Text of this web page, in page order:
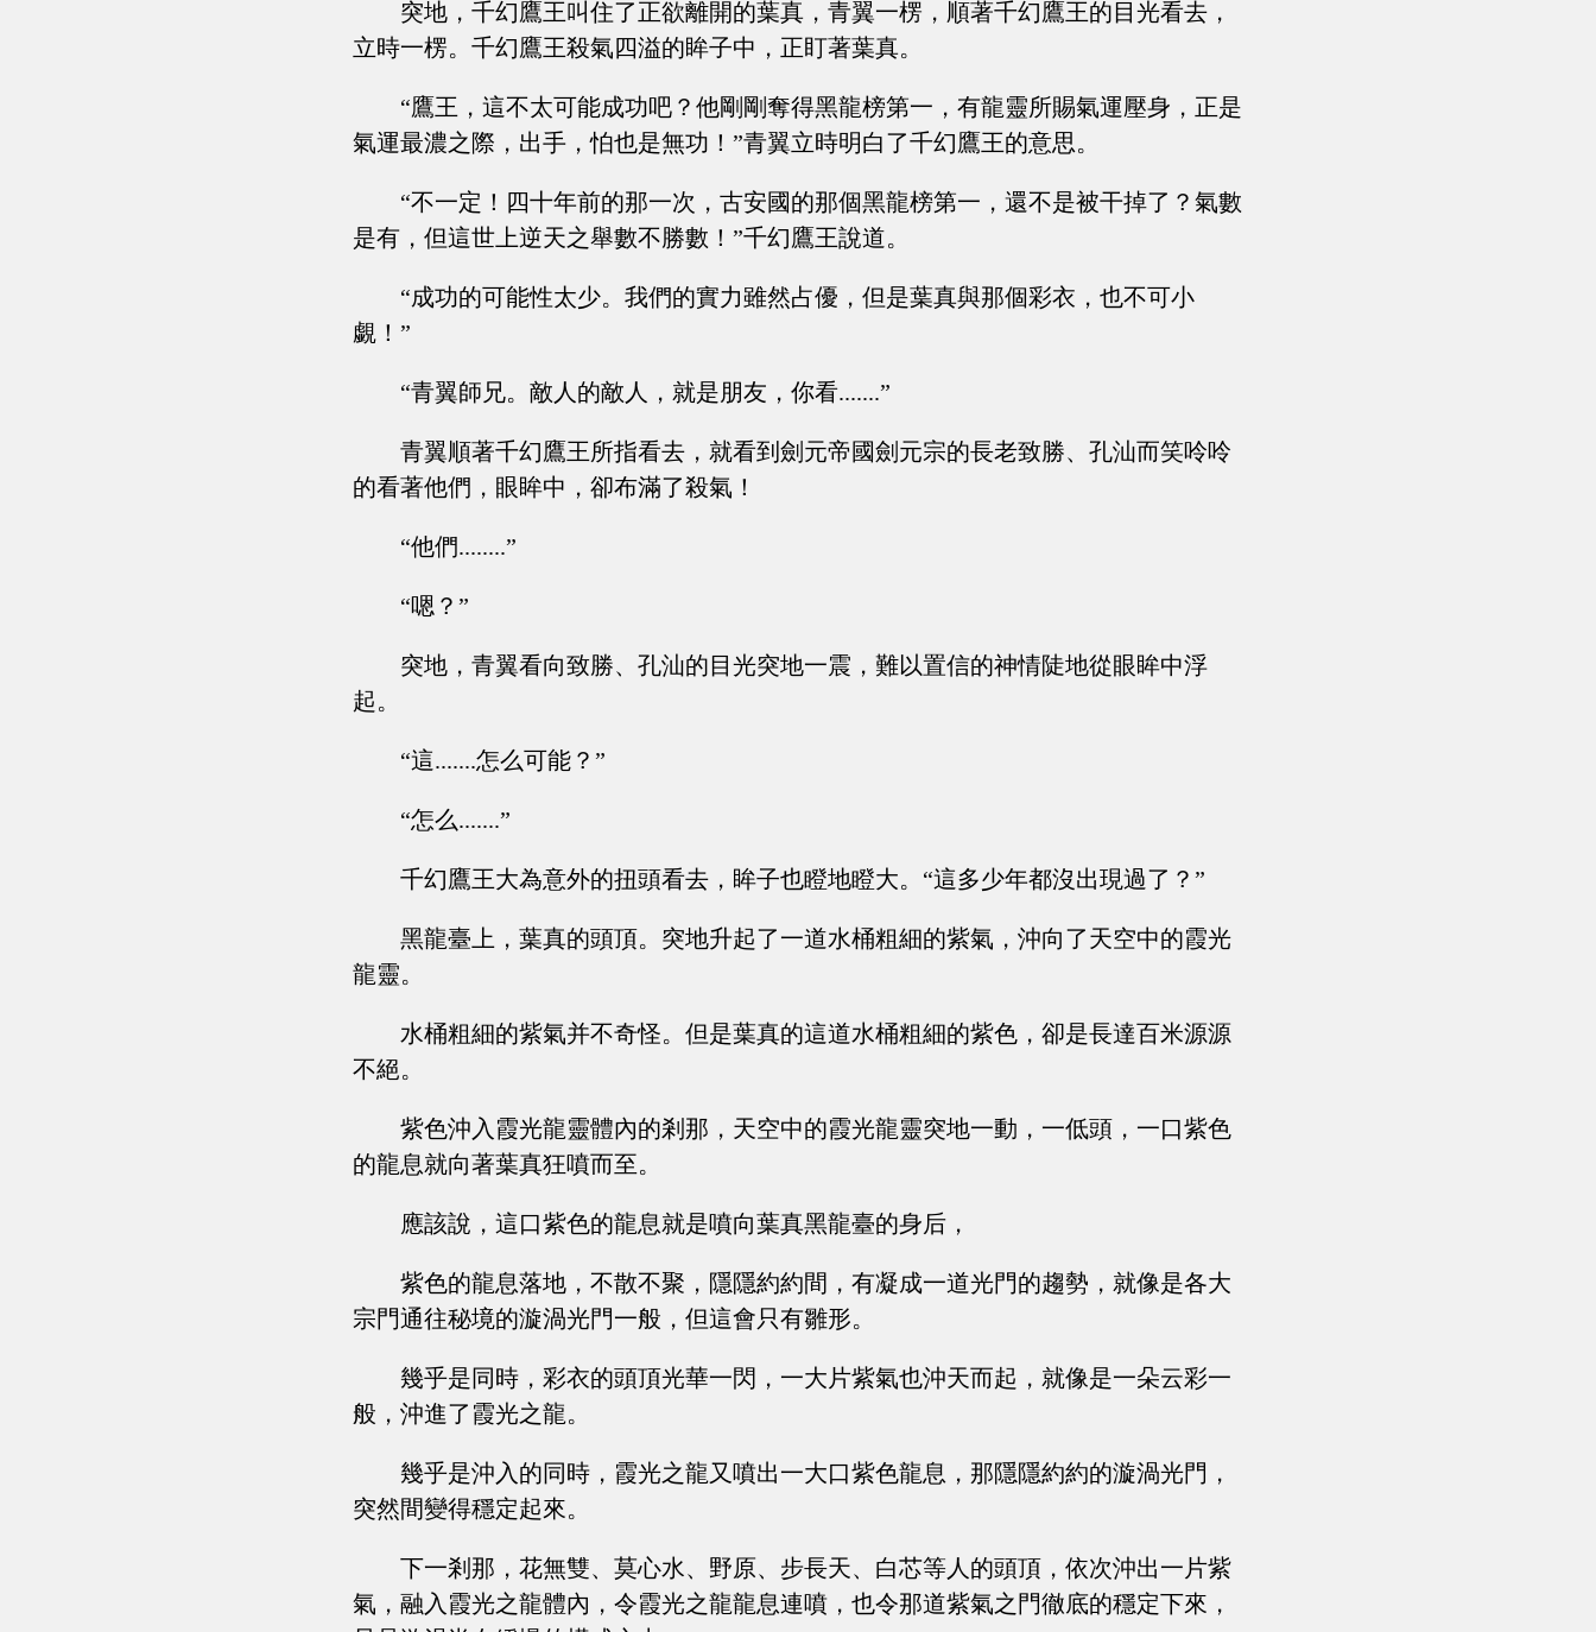
突地，千幻鷹王叫住了正欲離開的葉真，青翼一楞，順著千幻鷹王的目光看去，
立時一楞。千幻鷹王殺氣四溢的眸子中，正盯著葉真。
“鷹王，這不太可能成功吧？他剛剛奪得黑龍榜第一，有龍靈所賜氣運壓身，正是
氣運最濃之際，出手，怕也是無功！”青翼立時明白了千幻鷹王的意思。
“不一定！四十年前的那一次，古安國的那個黑龍榜第一，還不是被干掉了？氣數
是有，但這世上逆天之舉數不勝數！”千幻鷹王說道。
“成功的可能性太少。我們的實力雖然占優，但是葉真與那個彩衣，也不可小
覷！”
“青翼師兄。敵人的敵人，就是朋友，你看.......”
青翼順著千幻鷹王所指看去，就看到劍元帝國劍元宗的長老致勝、孔汕而笑呤呤
的看著他們，眼眸中，卻布滿了殺氣！
“他們........”
“嗯？”
突地，青翼看向致勝、孔汕的目光突地一震，難以置信的神情陡地從眼眸中浮
起。
“這.......怎么可能？”
“怎么.......”
千幻鷹王大為意外的扭頭看去，眸子也瞪地瞪大。“這多少年都沒出現過了？”
黑龍臺上，葉真的頭頂。突地升起了一道水桶粗細的紫氣，沖向了天空中的霞光
龍靈。
水桶粗細的紫氣并不奇怪。但是葉真的這道水桶粗細的紫色，卻是長達百米源源
不絕。
紫色沖入霞光龍靈體內的剎那，天空中的霞光龍靈突地一動，一低頭，一口紫色
的龍息就向著葉真狂噴而至。
應該說，這口紫色的龍息就是噴向葉真黑龍臺的身后，
紫色的龍息落地，不散不聚，隱隱約約間，有凝成一道光門的趨勢，就像是各大
宗門通往秘境的漩渦光門一般，但這會只有雛形。
幾乎是同時，彩衣的頭頂光華一閃，一大片紫氣也沖天而起，就像是一朵云彩一
般，沖進了霞光之龍。
幾乎是沖入的同時，霞光之龍又噴出一大口紫色龍息，那隱隱約約的漩渦光門，
突然間變得穩定起來。
下一剎那，花無雙、莫心水、野原、步長天、白芯等人的頭頂，依次沖出一片紫
氣，融入霞光之龍體內，令霞光之龍龍息連噴，也令那道紫氣之門徹底的穩定下來，